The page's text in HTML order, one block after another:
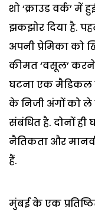
शो ‘क्राउड वर्क’
झकझोर दिया है.
अपनी प्रेमिका को
कीमत ‘वसूल’ करने
घटना एक मैडिकल
के निजी अंगों को
संबंधित है. दोनों
नैतिकता और
हैं.
मुंबई के एक